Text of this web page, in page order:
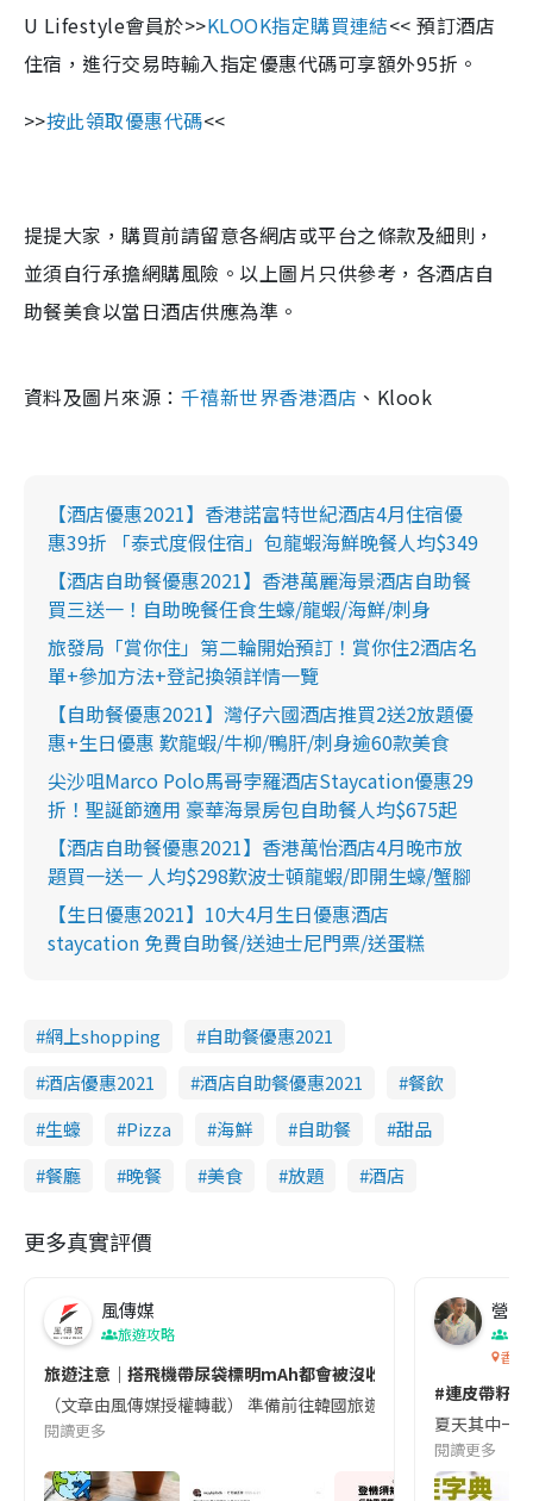
U Lifestyle會員於>>KLOOK指定購買連結<< 預訂酒店
住宿，進行交易時輸入指定優惠代碼可享額外95折。
>>按此領取優惠代碼<<
提提大家，購買前請留意各網店或平台之條款及細則，
並須自行承擔網購風險。以上圖片只供參考，各酒店自
助餐美食以當日酒店供應為準。
資料及圖片來源： 千禧新世界香港酒店 、Klook
【酒店優惠2021】香港諾富特世紀酒店4月住宿優
惠39折 「泰式度假住宿」包龍蝦海鮮晚餐人均$349
【酒店自助餐優惠2021】香港萬麗海景酒店自助餐
買三送一！自助晚餐任食生蠔/龍蝦/海鮮/刺身
旅發局「賞你住」第二輪開始預訂！賞你住2酒店名
單+參加方法+登記換領詳情一覽
【自助餐優惠2021】灣仔六國酒店推買2送2放題優
惠+生日優惠 歎龍蝦/牛柳/鴨肝/刺身逾60款美食
尖沙咀Marco Polo馬哥孛羅酒店Staycation優惠29
折！聖誕節適用 豪華海景房包自助餐人均$675起
【酒店自助餐優惠2021】香港萬怡酒店4月晚市放
題買一送一 人均$298歎波士頓龍蝦/即開生蠔/蟹腳
【生日優惠2021】10大4月生日優惠酒店
staycation 免費自助餐/送迪士尼門票/送蛋糕
網上shopping
自助餐優惠2021
酒店優惠2021
酒店自助餐優惠2021
餐飲
生蠔
Pizza 海鮮 自助餐
甜品
餐廳
晚餐 美食 放題 酒店
更多真實評價
風傳媒
旅遊攻略
旅遊注意｜搭飛機帶尿袋標明mAh都會被沒收😱出發前切記檢查
（文章由風傳媒授權轉載） 準備前往韓國旅遊的民眾，近期要
閱讀更多
營養
香港
#連皮帶籽
夏天其中一
閱讀更多